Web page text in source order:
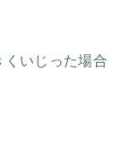
くいじった場合